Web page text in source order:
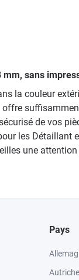
sans
la couleur
de vos
les Détaillant
une
Pays
Autriche